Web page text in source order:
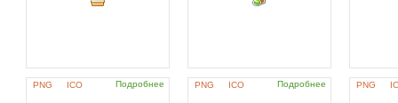
PNG ICO Подробнее PNG ICO Подробнее PNG